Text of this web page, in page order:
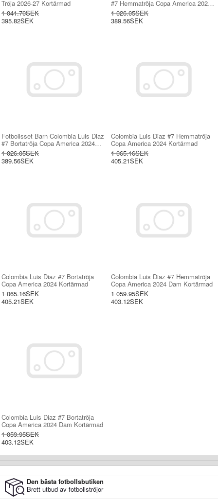
Tröja 2026-27 Kortärmad
1 041.70SEK
395.82SEK
#7 Hemmatröja Copa America 2024
Mini-Kit Kortärmad (+ korta byxor)
1 026.05SEK
389.56SEK
Fotbollsset Barn Colombia Luis Diaz
#7 Bortatröja Copa America 2024
Mini-Kit Kortärmad (+ korta byxor)
1 026.05SEK
389.56SEK
Colombia Luis Diaz #7 Hemmatröja
Copa America 2024 Kortärmad
1 065.16SEK
405.21SEK
Colombia Luis Diaz #7 Bortatröja
Copa America 2024 Kortärmad
1 065.16SEK
405.21SEK
Colombia Luis Diaz #7 Hemmatröja
Copa America 2024 Dam Kortärmad
1 059.95SEK
403.12SEK
Colombia Luis Diaz #7 Bortatröja
Copa America 2024 Dam Kortärmad
1 059.95SEK
403.12SEK
Den bästa fotbollsbutiken
Brett utbud av fotbollströjor